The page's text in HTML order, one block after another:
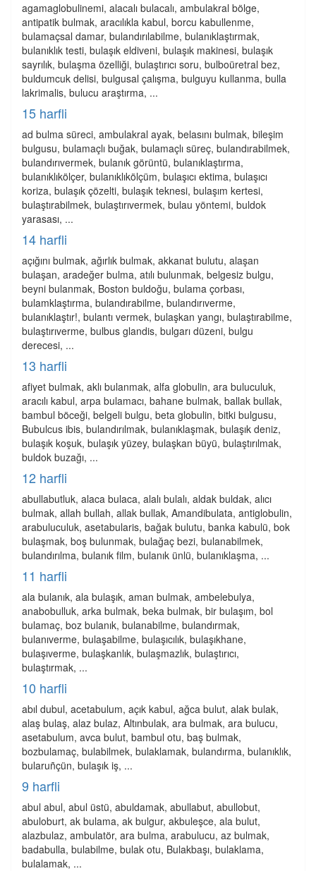
agamaglobulinemi, alacalı bulacalı, ambulakral bölge,
antipatik bulmak, aracılıkla kabul, borcu kabullenme,
bulamaçsal damar, bulandırılabilme, bulanıklaştırmak,
bulanıklık testi, bulaşık eldiveni, bulaşık makinesi, bulaşık
sayrılık, bulaşma özelliği, bulaştırıcı soru, bulboüretral bez,
buldumcuk delisi, bulgusal çalışma, bulguyu kullanma, bulla
lakrimalis, bulucu araştırma, ...
15 harfli
ad bulma süreci, ambulakral ayak, belasını bulmak, bileşim
bulgusu, bulamaçlı buğak, bulamaçlı süreç, bulandırabilmek,
bulandırıvermek, bulanık görüntü, bulanıklaştırma,
bulanıklıkölçer, bulanıklıkölçüm, bulaşıcı ektima, bulaşıcı
koriza, bulaşık çözelti, bulaşık teknesi, bulaşım kertesi,
bulaştırabilmek, bulaştırıvermek, bulau yöntemi, buldok
yarasası, ...
14 harfli
açığını bulmak, ağırlık bulmak, akkanat bulutu, alaşan
bulaşan, aradeğer bulma, atılı bulunmak, belgesiz bulgu,
beyni bulanmak, Boston buldoğu, bulama çorbası,
bulamklaştırma, bulandırabilme, bulandırıverme,
bulanıklaştır!, bulantı vermek, bulaşkan yangı, bulaştırabilme,
bulaştırıverme, bulbus glandis, bulgarı düzeni, bulgu
derecesi, ...
13 harfli
afiyet bulmak, aklı bulanmak, alfa globulin, ara buluculuk,
aracılı kabul, arpa bulamacı, bahane bulmak, ballak bullak,
bambul böceği, belgeli bulgu, beta globulin, bitki bulgusu,
Bubulcus ibis, bulandırılmak, bulanıklaşmak, bulaşık deniz,
bulaşık koşuk, bulaşık yüzey, bulaşkan büyü, bulaştırılmak,
buldok buzağı, ...
12 harfli
abullabutluk, alaca bulaca, alalı bulalı, aldak buldak, alıcı
bulmak, allah bullah, allak bullak, Amandibulata, antiglobulin,
arabuluculuk, asetabularis, bağak bulutu, banka kabulü, bok
bulaşmak, boş bulunmak, bulağaç bezi, bulanabilmek,
bulandırılma, bulanık film, bulanık ünlü, bulanıklaşma, ...
11 harfli
ala bulanık, ala bulaşık, aman bulmak, ambelebulya,
anabobulluk, arka bulmak, beka bulmak, bir bulaşım, bol
bulamaç, boz bulanık, bulanabilme, bulandırmak,
bulanıverme, bulaşabilme, bulaşıcılık, bulaşıkhane,
bulaşıverme, bulaşkanlık, bulaşmazlık, bulaştırıcı,
bulaştırmak, ...
10 harfli
abıl dubul, acetabulum, açık kabul, ağca bulut, alak bulak,
alaş bulaş, alaz bulaz, Altınbulak, ara bulmak, ara bulucu,
asetabulum, avca bulut, bambul otu, baş bulmak,
bozbulamaç, bulabilmek, bulaklamak, bulandırma, bulanıklık,
bularuñçün, bulaşık iş, ...
9 harfli
abul abul, abul üstü, abuldamak, abullabut, abullobut,
abuloburt, ak bulama, ak bulgur, akbuleşce, ala bulut,
alazbulaz, ambulatör, ara bulma, arabulucu, az bulmak,
badabulla, bulabilme, bulak otu, Bulakbaşı, bulaklama,
bulalamak, ...